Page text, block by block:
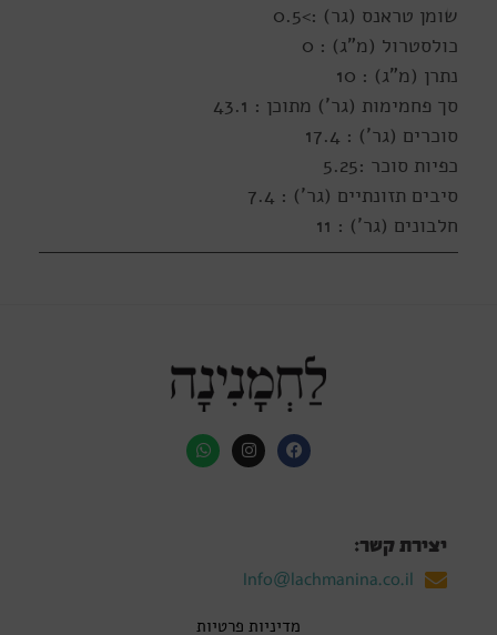
שומן טראנס (גר) :>0.5
כולסטרול (מ"ג) : 0
נתרן (מ"ג) : 10
סך פחמימות (גר') מתוכן : 43.1
סוכרים (גר') : 17.4
כפיות סוכר :5.25
סיבים תזונתיים (גר') : 7.4
חלבונים (גר') : 11
יצירת קשר:
Info@lachmanina.co.il
מדיניות פרטיות